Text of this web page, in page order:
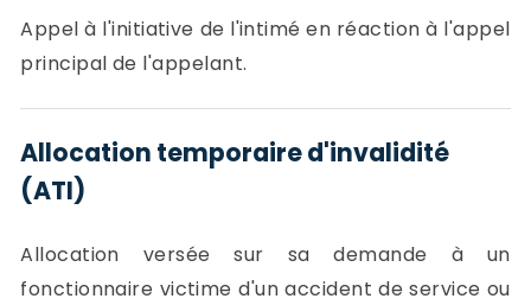
Appel à l'initiative de l'intimé en réaction à l'appel
principal de l'appelant.
Allocation temporaire d'invalidité
(ATI)
Allocation versée sur sa demande à un
fonctionnaire victime d'un accident de service ou